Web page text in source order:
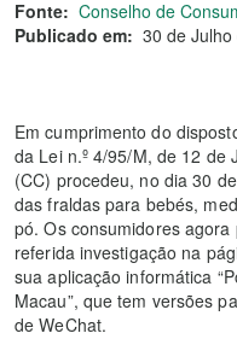
Fonte: Conselho de
Publicado em: 30 de
Em cumprimento do
da Lei n.º 4/95/M, de 12 de
(CC) procedeu, no dia 30
das fraldas para bebés,
pó. Os consumidores
referida investigação na
sua aplicação informática
Macau”, que tem versões
de WeChat.